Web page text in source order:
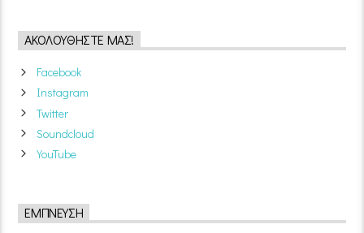
ΑΚΟΛΟΥΘΉΣΤΕ ΜΑΣ!
Facebook
Instagram
Twitter
Soundcloud
YouTube
ΈΜΠΝΕΥΣΗ